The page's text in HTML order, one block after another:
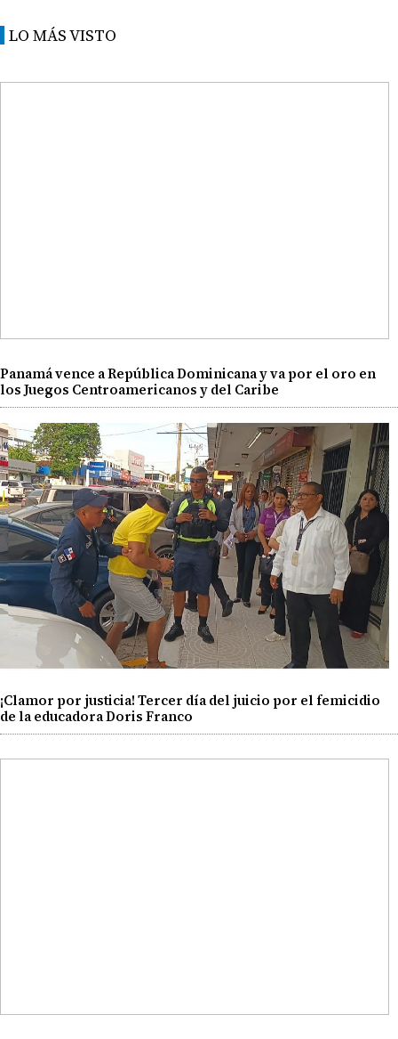
LO MÁS VISTO
Panamá vence a República Dominicana y va por el oro en
los Juegos Centroamericanos y del Caribe
¡Clamor por justicia! Tercer día del juicio por el femicidio
de la educadora Doris Franco